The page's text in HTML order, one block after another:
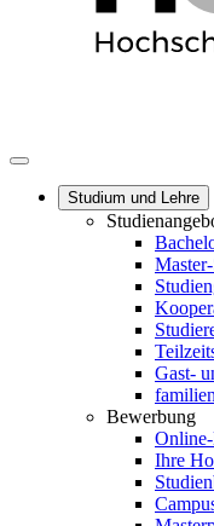
Studium und Lehre
Gast-
Bewerbung
Ihre